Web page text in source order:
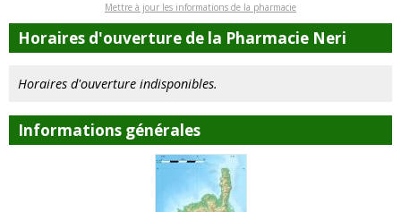
Mettre à jour les informations de la pharmacie
Horaires d'ouverture de la Pharmacie Neri
Horaires d'ouverture indisponibles.
Informations générales